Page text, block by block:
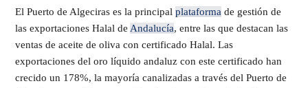
El Puerto de Algeciras es la principal plataforma de gestión de
las exportaciones Halal de Andalucía, entre las que destacan las
ventas de aceite de oliva con certificado Halal. Las
exportaciones del oro líquido andaluz con este certificado han
crecido un 178%, la mayoría canalizadas a través del Puerto de